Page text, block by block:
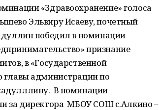
«Здравоохранение» голоса
Эльвиру Исаеву, почетный
победил в номинации
признание
в «Государственной
главы администрации по
В номинации
за директора МБОУ СОШ с.Алкино –